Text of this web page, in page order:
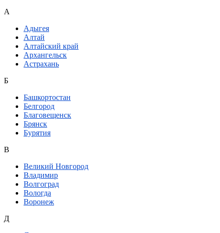
А
Адыгея
Алтай
Алтайский край
Архангельск
Астрахань
Б
Башкортостан
Белгород
Благовещенск
Брянск
Бурятия
В
Великий Новгород
Владимир
Волгоград
Вологда
Воронеж
Д